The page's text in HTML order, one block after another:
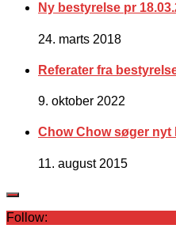
Ny bestyrelse pr
24. marts 2018
Referater fra
9. oktober 2022
Chow Chow søger nyt
11. august 2015
Follow: